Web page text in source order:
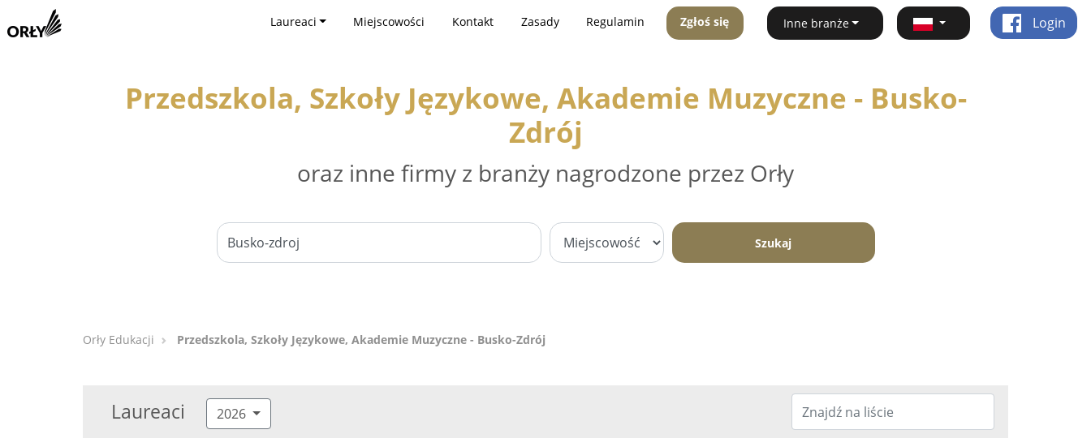
Laureaci Miejscowości Kontakt Zasady Regulamin Zgłoś się Inne branże Login
Przedszkola, Szkoły Językowe, Akademie Muzyczne - Busko-
Zdrój
oraz inne firmy z branży nagrodzone przez Orły
Szukaj
Orły Edukacji Przedszkola, Szkoły Językowe, Akademie Muzyczne - Busko-Zdrój
Laureaci 2026